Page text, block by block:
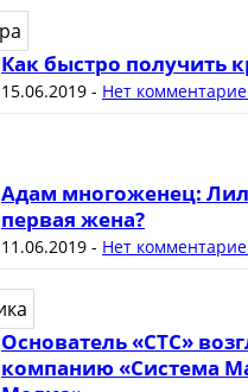
Как быстро получить
15.06.2019- Нет
Адам многоженец:
первая жена?
11.06.2019- Нет
Основатель «СТС»
компанию «Система